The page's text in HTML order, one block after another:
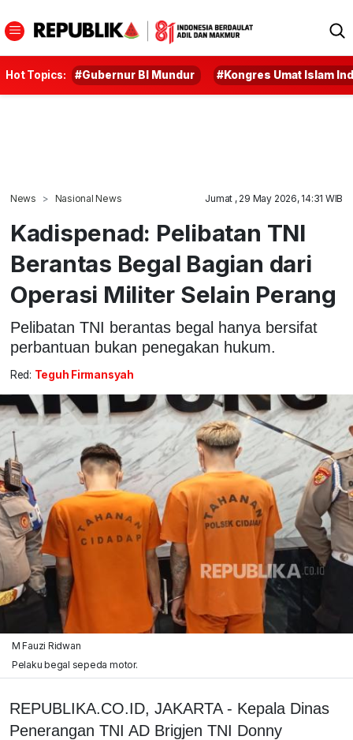
Hot Topics: #Gubernur BI Mundur #Kongres Umat Islam
News Nasional News Jumat , 29 May 2026, 14:31 WIB
Kadispenad: Pelibatan TNI
Berantas Begal Bagian dari
Operasi Militer Selain Perang
Pelibatan TNI berantas begal hanya bersifat
perbantuan bukan penegakan hukum.
Red: Teguh Firmansyah
M Fauzi Ridwan
Pelaku begal sepeda motor.
REPUBLIKA.CO.ID, JAKARTA - Kepala Dinas
Penerangan TNI AD Brigjen TNI Donny